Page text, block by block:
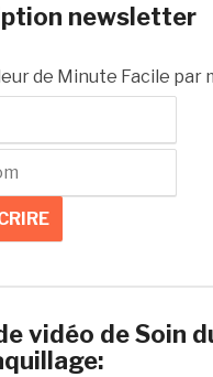
newsletter
de Minute Facile par
vidéo de Soin